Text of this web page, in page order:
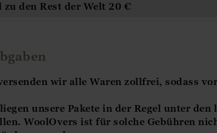
zu den Rest der Welt 20 €
wir alle Waren zollfrei, sodass
unsere Pakete in der Regel unter
WoolOvers ist für solche Gebühren